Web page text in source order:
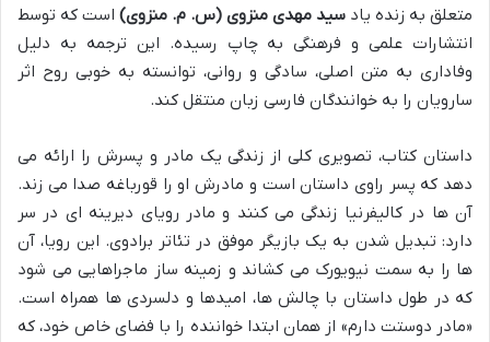
متعلق به زنده یاد سید مهدی منزوی (س. م. منزوی) است که توسط
انتشارات علمی و فرهنگی به چاپ رسیده. این ترجمه به دلیل
وفاداری به متن اصلی، سادگی و روانی، توانسته به خوبی روح اثر
سارویان را به خوانندگان فارسی زبان منتقل کند.
داستان کتاب، تصویری کلی از زندگی یک مادر و پسرش را ارائه می
دهد که پسر راوی داستان است و مادرش او را قورباغه صدا می زند.
آن ها در کالیفرنیا زندگی می کنند و مادر رویای دیرینه ای در سر
دارد: تبدیل شدن به یک بازیگر موفق در تئاتر برادوی. این رویا، آن
ها را به سمت نیویورک می کشاند و زمینه ساز ماجراهایی می شود
که در طول داستان با چالش ها، امیدها و دلسردی ها همراه است.
«مادر دوستت دارم» از همان ابتدا خواننده را با فضای خاص خود، که